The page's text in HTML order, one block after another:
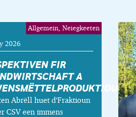
FIR
A
Abrëll huet d‘Fraktioun
CSV een immens
2026
Allgemein, Neiegkeeten